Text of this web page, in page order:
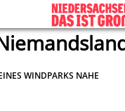
WINDPARKS NAHE